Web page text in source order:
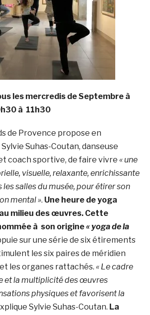
les mercredis de Septembre à
à 11h30
de Provence propose en
Suhas-Coutan, danseuse
coach sportive, de faire vivre « une
visuelle, relaxante, enrichissante
les salles du musée, pour étirer son
mental ». Une heure de yoga
milieu des œuvres. Cette
à son origine« yoga de la
sur une série de six étirements
les six paires de méridien
les organes rattachés. « Le cadre
et la multiplicité des œuvres
physiques et favorisent la
Sylvie Suhas-Coutan. La